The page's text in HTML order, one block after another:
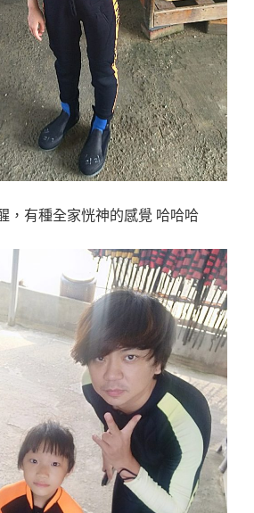
，有種全家恍神的感覺 哈哈哈